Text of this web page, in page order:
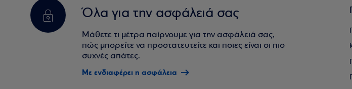
Όλα για την ασφάλειά σας
Μάθετε τι μέτρα παίρνουμε για την ασφάλειά σας,
πώς μπορείτε να προστατευτείτε και ποιες είναι οι πιο
συχνές απάτες.
Με ενδιαφέρει η ασφάλεια